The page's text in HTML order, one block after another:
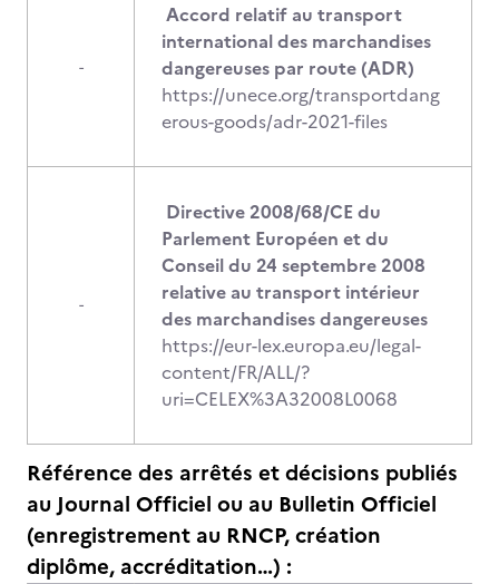
-
Accord relatif au transport
international des marchandises
dangereuses par route (ADR)
https://unece.org/transportdang
erous-goods/adr-2021-files
-
Directive 2008/68/CE du
Parlement Européen et du
Conseil du 24 septembre 2008
relative au transport intérieur
des marchandises dangereuses
https://eur-lex.europa.eu/legal-
content/FR/ALL/?
uri=CELEX%3A32008L0068
Référence des arrêtés et décisions publiés
au Journal Officiel ou au Bulletin Officiel
(enregistrement au RNCP, création
diplôme, accréditation…) :